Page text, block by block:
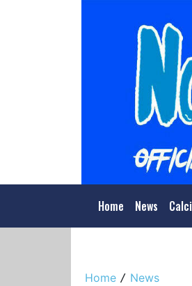
Home News
Home / News